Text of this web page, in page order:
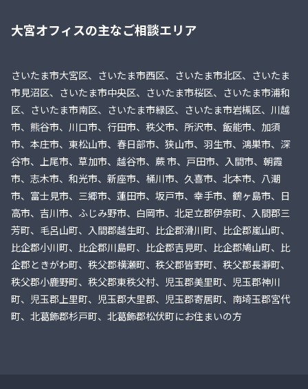
大宮オフィスの主なご相談エリア
さいたま市大宮区、さいたま市西区、さいたま市北区、さいたま
市見沼区、さいたま市中央区、さいたま市桜区、さいたま市浦和
区、さいたま市南区、さいたま市緑区、さいたま市岩槻区、川越
市、熊谷市、川口市、行田市、秩父市、所沢市、飯能市、加須
市、本庄市、東松山市、春日部市、狭山市、羽生市、鴻巣市、深
谷市、上尾市、草加市、越谷市、蕨 市、戸田市、入間市、朝霞
市、志木市、和光市、新座市、桶川市、久喜市、北本市、八潮
市、富士見市、三郷市、蓮田市、坂戸市、幸手市、鶴ヶ島市、日
高市、吉川市、ふじみ野市、白岡市、北足立郡伊奈町、入間郡三
芳町、毛呂山町、入間郡越生町、比企郡滑川町、比企郡嵐山町、
比企郡小川町、比企郡川島町、比企郡吉見町、比企郡鳩山町、比
企郡ときがわ町、秩父郡横瀬町、秩父郡皆野町、秩父郡長瀞町、
秩父郡小鹿野町、秩父郡東秩父村、児玉郡美里町、児玉郡神川
町、児玉郡上里町、児玉郡大里郡、児玉郡寄居町、南埼玉郡宮代
町、北葛飾郡杉戸町、北葛飾郡松伏町にお住まいの方